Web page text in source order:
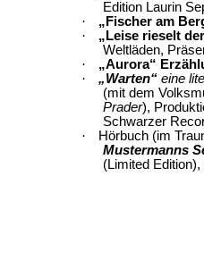
Edition Laurin
·
„Fischer am
·
„Leise rieselt
Weltläden,
·
„Aurora“
·
„Warten“ eine
(mit dem
Prader),
Schwarzer
·
Hörbuch (im
Mustermanns
(Limited